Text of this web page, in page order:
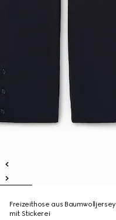
Freizeithose aus Baumwolljersey
mit Stickerei